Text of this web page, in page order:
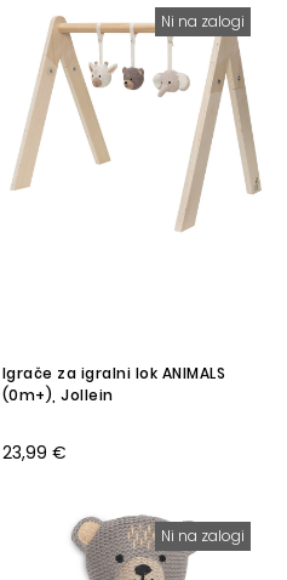
Ni na zalogi
Igrače za igralni lok ANIMALS
(0m+), Jollein
23,99 €
Ni na zalogi